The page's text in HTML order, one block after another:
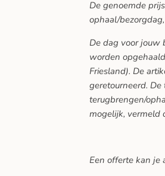
De genoemde
ophaal/
De dag voor jouw
worden
Friesland). De
geretourneerd.
terugbrengen/
mogelijk, vermeld
Een offerte kan je